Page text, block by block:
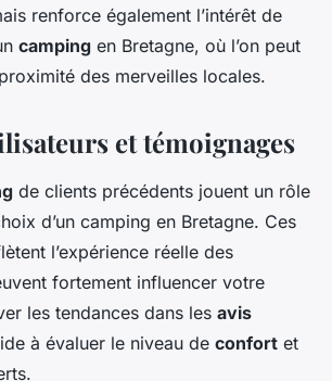
renforce également l’intérêt de
camping en Bretagne, où l’on peut
des merveilles locales.
et témoignages
de clients précédents jouent un rôle
d’un camping en Bretagne. Ces
l’expérience réelle des
fortement influencer votre
les tendances dans les avis
à évaluer le niveau de confort et